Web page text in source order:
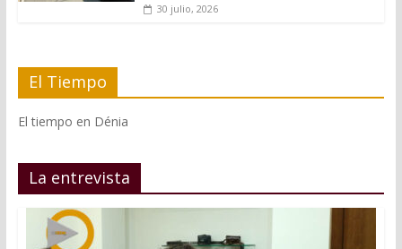
30 julio, 2026
El Tiempo
El tiempo en Dénia
La entrevista